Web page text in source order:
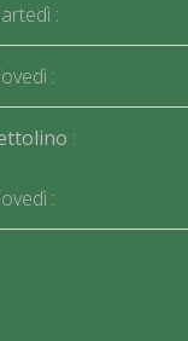
:
:
:
: